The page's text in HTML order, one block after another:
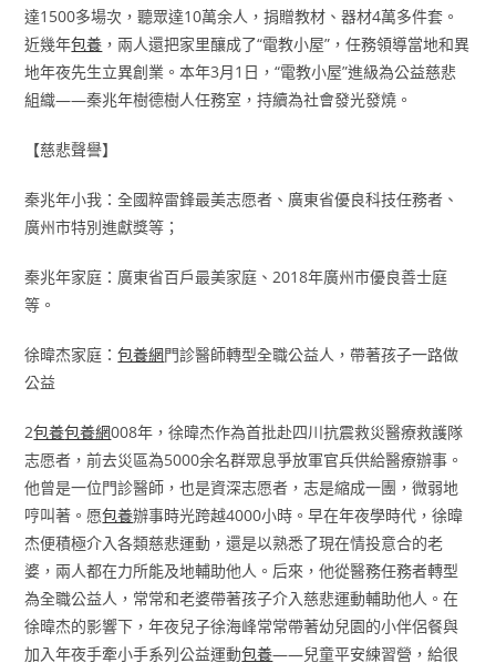
達1500多場次，聽眾達10萬余人，捐贈教材、器材4萬多件套。
近幾年包養 ，兩人還把家里釀成了“電教小屋”，任務領導當地和異
地年夜先生立異創業。本年3月1日，“電教小屋”進級為公益慈悲
組織——秦兆年樹德樹人任務室，持續為社會發光發燒。
【慈悲聲譽】
秦兆年小我：全國粹雷鋒最美志愿者、廣東省優良科技任務者、
廣州市特別進獻獎等；
秦兆年家庭：廣東省百戶最美家庭、2018年廣州市優良善士庭
等。
徐暐杰家庭：包養網門診醫師轉型全職公益人，帶著孩子一路做
公益
2包養包養網008年，徐暐杰作為首批赴四川抗震救災醫療救護隊
志愿者，前去災區為5000余名群眾息爭放軍官兵供給醫療辦事。
他曾是一位門診醫師，也是資深志愿者，志是縮成一團，微弱地
哼叫著。愿包養辦事時光跨越4000小時。早在年夜學時代，徐暐
杰便積極介入各類慈悲運動，還是以熟悉了現在情投意合的老
婆，兩人都在力所能及地輔助他人。后來，他從醫務任務者轉型
為全職公益人，常常和老婆帶著孩子介入慈悲運動輔助他人。在
徐暐杰的影響下，年夜兒子徐海峰常常帶著幼兒園的小伴侶餐與
加入年夜手牽小手系列公益運動包養——兒童平安練習營，給很